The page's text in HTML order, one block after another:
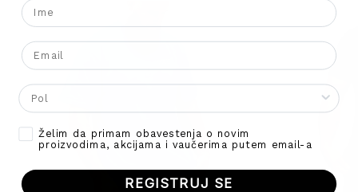
Ime
Email
Gender
Opt-inŽelim da primam obavestenja o novim
proizvodima, akcijama i vaučerima putem email-a
REGISTRUJ SE